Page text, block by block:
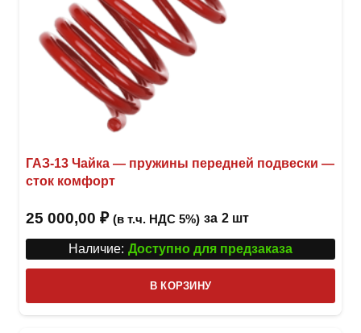
ГАЗ-13 Чайка — пружины передней подвески —
сток комфорт
25 000,00 ₽ (в т.ч. НДС 5%) за 2 шт
Наличие: Доступно для предзаказа
В КОРЗИНУ